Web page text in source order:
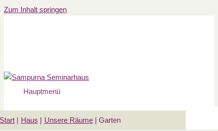
Zum Inhalt springen
Hauptmenü
Start Haus Unsere Räume Garten